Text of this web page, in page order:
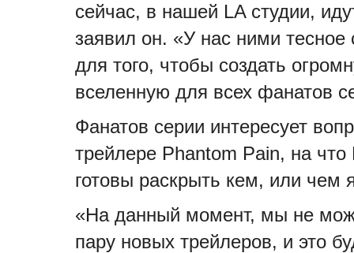
сейчас, в нашей LA студии,
заявил он. «У нас ними тесное
для того, чтобы создать
вселенную для всех фанатов
Фанатов серии интересует
трейлере Phantom Pain, на
готовы раскрыть кем, или чем
«На данный момент, мы не
пару новых трейлеров, и это